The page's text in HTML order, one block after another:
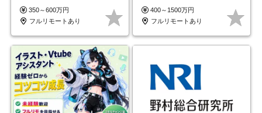
取得率100%
350～600万円
フルリモートあり
◆10名の採用が決定◆
400～1500万円
フルリモートあり